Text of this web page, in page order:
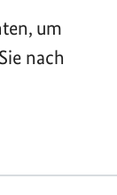
um
nach